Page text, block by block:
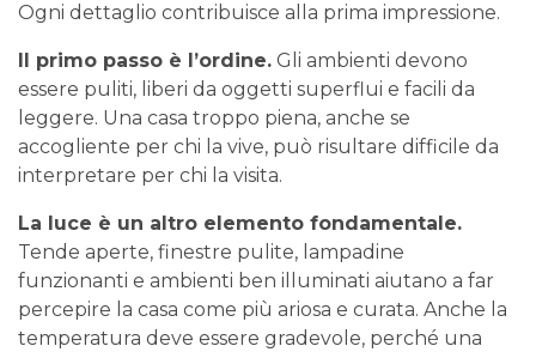
Ogni dettaglio contribuisce alla prima impressione.
Il primo passo è l’ordine. Gli ambienti devono
essere puliti, liberi da oggetti superflui e facili da
leggere. Una casa troppo piena, anche se
accogliente per chi la vive, può risultare difficile da
interpretare per chi la visita.
La luce è un altro elemento fondamentale.
Tende aperte, finestre pulite, lampadine
funzionanti e ambienti ben illuminati aiutano a far
percepire la casa come più ariosa e curata. Anche la
temperatura deve essere gradevole, perché una